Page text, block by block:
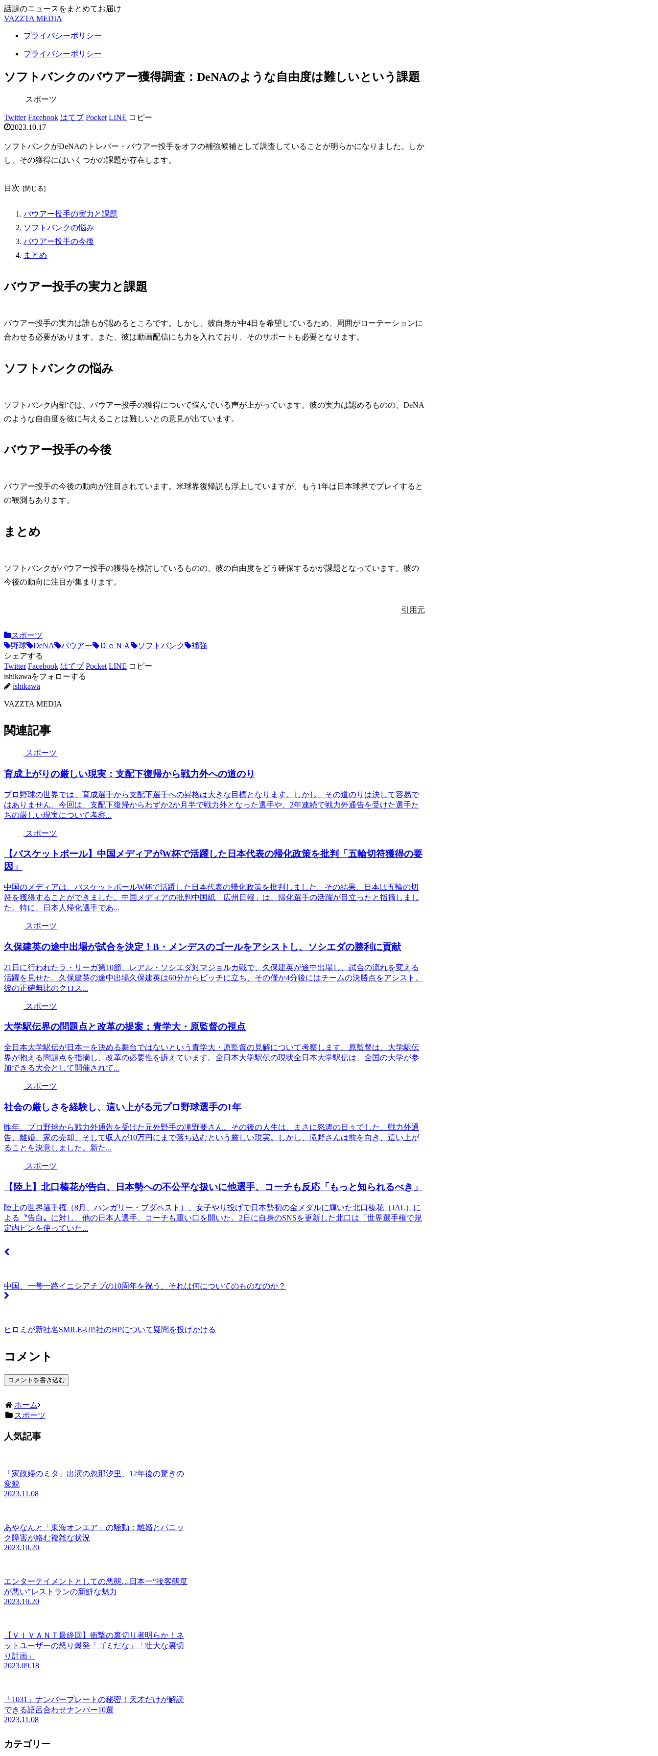
話題のニュースをまとめてお届け
VAZZTA MEDIA
プライバシーポリシー
プライバシーポリシー
ソフトバンクのバウアー獲得調査：DeNAのような自由度は難しいという課題
スポーツ
Twitter Facebook はてブ Pocket LINE コピー
2023.10.17
ソフトバンクがDeNAのトレバー・バウアー投手をオフの補強候補として調査していることが明らかになりました。しか
し、その獲得にはいくつかの課題が存在します。
目次
バウアー投手の実力と課題
ソフトバンクの悩み
バウアー投手の今後
まとめ
バウアー投手の実力と課題
バウアー投手の実力は誰もが認めるところです。しかし、彼自身が中4日を希望しているため、周囲がローテーションに
合わせる必要があります。また、彼は動画配信にも力を入れており、そのサポートも必要となります。
ソフトバンクの悩み
ソフトバンク内部では、バウアー投手の獲得について悩んでいる声が上がっています。彼の実力は認めるものの、DeNA
のような自由度を彼に与えることは難しいとの意見が出ています。
バウアー投手の今後
バウアー投手の今後の動向が注目されています。米球界復帰説も浮上していますが、もう1年は日本球界でプレイすると
の観測もあります。
まとめ
ソフトバンクがバウアー投手の獲得を検討しているものの、彼の自由度をどう確保するかが課題となっています。彼の
今後の動向に注目が集まります。
引用元
スポーツ
野球
DeNA バウアー ＤｅＮＡ ソフトバンク
補強
シェアする
Twitter Facebook はてブ Pocket LINE コピー
ishikawaをフォローする
ishikawa
VAZZTA MEDIA
関連記事
スポーツ
育成上がりの厳しい現実：支配下復帰から戦力外への道のり
プロ野球の世界では、育成選手から支配下選手への昇格は大きな目標となります。しかし、その道のりは決して容易で
はありません。今回は、支配下復帰からわずか2か月半で戦力外となった選手や、2年連続で戦力外通告を受けた選手た
ちの厳しい現実について考察...
スポーツ
【バスケットボール】中国メディアがW杯で活躍した日本代表の帰化政策を批判「五輪切符獲得の要
因」
中国のメディアは、バスケットボールW杯で活躍した日本代表の帰化政策を批判しました。その結果、日本は五輪の切
符を獲得することができました。中国メディアの批判中国紙「広州日報」は、帰化選手の活躍が目立ったと指摘しまし
た。特に、日本人帰化選手であ...
スポーツ
久保建英の途中出場が試合を決定！B・メンデスのゴールをアシストし、ソシエダの勝利に貢献
21日に行われたラ・リーガ第10節、レアル・ソシエダ対マジョルカ戦で、久保建英が途中出場し、試合の流れを変える
活躍を見せた。久保建英の途中出場久保建英は60分からピッチに立ち、その僅か4分後にはチームの決勝点をアシスト。
彼の正確無比のクロス...
スポーツ
大学駅伝界の問題点と改革の提案：青学大・原監督の視点
全日本大学駅伝が日本一を決める舞台ではないという青学大・原監督の見解について考察します。原監督は、大学駅伝
界が抱える問題点を指摘し、改革の必要性を訴えています。全日本大学駅伝の現状全日本大学駅伝は、全国の大学が参
加できる大会として開催されて...
スポーツ
社会の厳しさを経験し、這い上がる元プロ野球選手の1年
昨年、プロ野球から戦力外通告を受けた元外野手の滝野要さん。その後の人生は、まさに怒涛の日々でした。戦力外通
告、離婚、家の売却、そして収入が10万円にまで落ち込むという厳しい現実。しかし、滝野さんは前を向き、這い上が
ることを決意しました。新た...
スポーツ
【陸上】北口榛花が告白、日本勢への不公平な扱いに他選手、コーチも反応「もっと知られるべき」
陸上の世界選手権（8月、ハンガリー・ブダペスト）、女子やり投げで日本勢初の金メダルに輝いた北口榛花（JAL）に
よる〝告白〟に対し、他の日本人選手、コーチも重い口を開いた。2日に自身のSNSを更新した北口は「世界選手権で規
定内ピンを使っていた...
中国、一帯一路イニシアチブの10周年を祝う。それは何についてのものなのか？
ヒロミが新社名SMILE-UP.社のHPについて疑問を投げかける
コメント
コメントを書き込む
ホーム
スポーツ
人気記事
「家政婦のミタ」出演の忽那汐里、12年後の驚きの
変貌
2023.11.08
あやなんと「東海オンエア」の騒動：離婚とパニッ
ク障害が絡む複雑な状況
2023.10.20
エンターテイメントとしての悪態…日本一“接客態度
が悪い”レストランの新鮮な魅力
2023.10.20
【ＶＩＶＡＮＴ最終回】衝撃の裏切り者明らか！ネ
ットユーザーの怒り爆発「ゴミだな」「壮大な裏切
り計画」
2023.09.18
「1031」ナンバープレートの秘密！天才だけが解読
できる語呂合わせナンバー10選
2023.11.08
カテゴリー